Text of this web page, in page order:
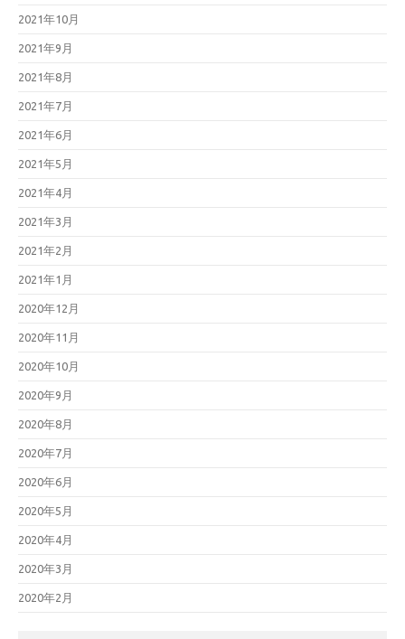
2021年10月
2021年9月
2021年8月
2021年7月
2021年6月
2021年5月
2021年4月
2021年3月
2021年2月
2021年1月
2020年12月
2020年11月
2020年10月
2020年9月
2020年8月
2020年7月
2020年6月
2020年5月
2020年4月
2020年3月
2020年2月